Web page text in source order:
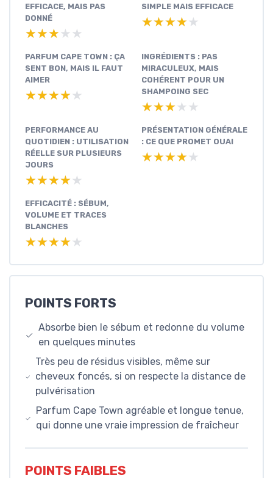
EFFICACE, MAIS PAS
DONNÉ
★★★★★
★★★★★
SIMPLE MAIS EFFICACE
★★★★★
★★★★★
PARFUM CAPE TOWN : ÇA
SENT BON, MAIS IL FAUT
AIMER
★★★★★
★★★★★
INGRÉDIENTS : PAS
MIRACULEUX, MAIS
COHÉRENT POUR UN
SHAMPOING SEC
★★★★★
★★★★★
PERFORMANCE AU
QUOTIDIEN : UTILISATION
RÉELLE SUR PLUSIEURS
JOURS
★★★★★
★★★★★
PRÉSENTATION GÉNÉRALE
: CE QUE PROMET OUAI
★★★★★
★★★★★
EFFICACITÉ : SÉBUM,
VOLUME ET TRACES
BLANCHES
★★★★★
★★★★★
POINTS FORTS
Absorbe bien le sébum et redonne du volume
en quelques minutes
Très peu de résidus visibles, même sur
cheveux foncés, si on respecte la distance de
pulvérisation
Parfum Cape Town agréable et longue tenue,
qui donne une vraie impression de fraîcheur
POINTS FAIBLES